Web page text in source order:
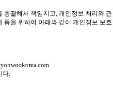
총괄해서 책임지고, 개인정보 처리와 관
등을 위하여 아래와 같이 개인정보 보호
다.